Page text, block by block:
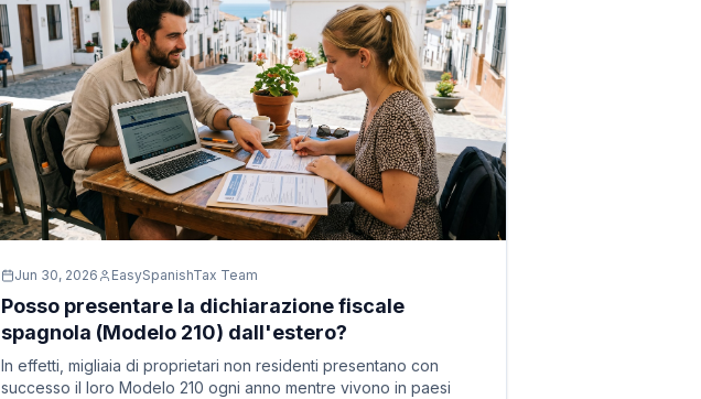
Jun 30, 2026 EasySpanishTax Team
Posso presentare la dichiarazione fiscale
spagnola (Modelo 210) dall'estero?
In effetti, migliaia di proprietari non residenti presentano con
successo il loro Modelo 210 ogni anno mentre vivono in paesi